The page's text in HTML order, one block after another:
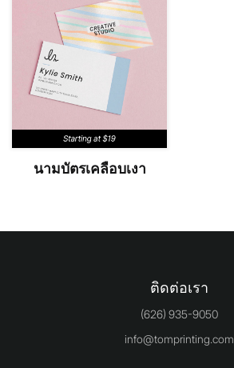
นามบัตรเคลือบเงา
ติดต่อเรา
(626) 935-9050
info@tomprinting.com